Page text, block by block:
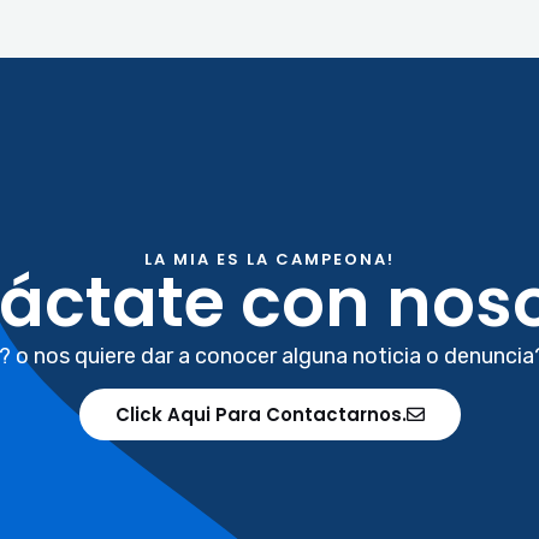
LA MIA ES LA CAMPEONA!
con
o nos quiere dar a conocer alguna noticia o
Click Aqui Para Contactarnos.